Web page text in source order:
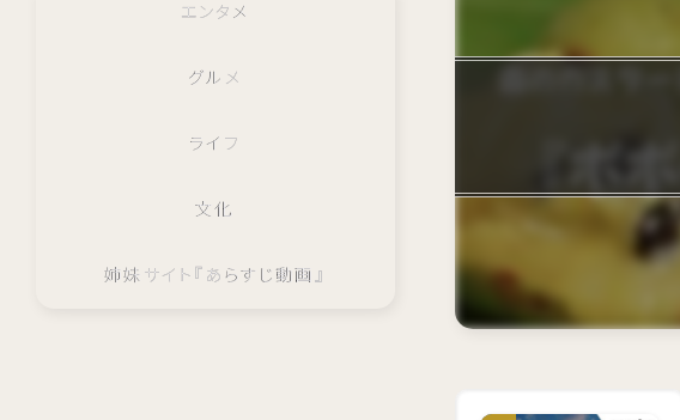
エンタメ
グルメ
ライフ
文化
姉妹サイト『あらすじ動画』